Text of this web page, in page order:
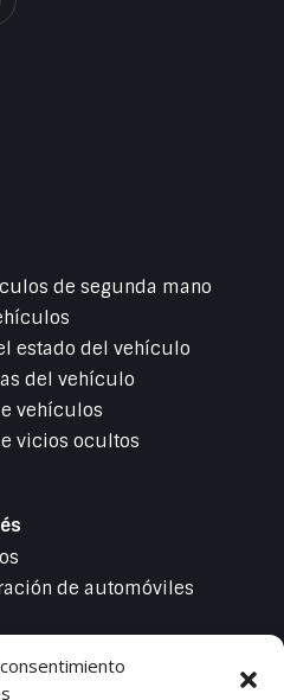
de segunda mano
estado del vehículo
del vehículo
vehículos
vicios ocultos
de automóviles